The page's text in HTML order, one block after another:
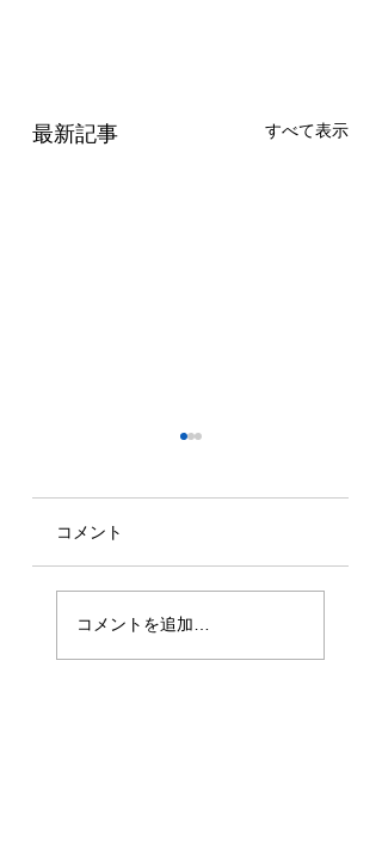
最新記事 すべて表示
2026年7月16日
技能実習生1名入
コメント
コメントを追加…